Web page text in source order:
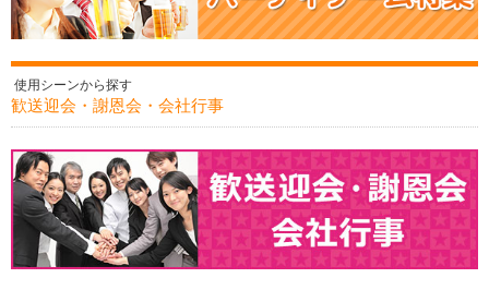
使用シーンから探す
歓送迎会・謝恩会・会社行事